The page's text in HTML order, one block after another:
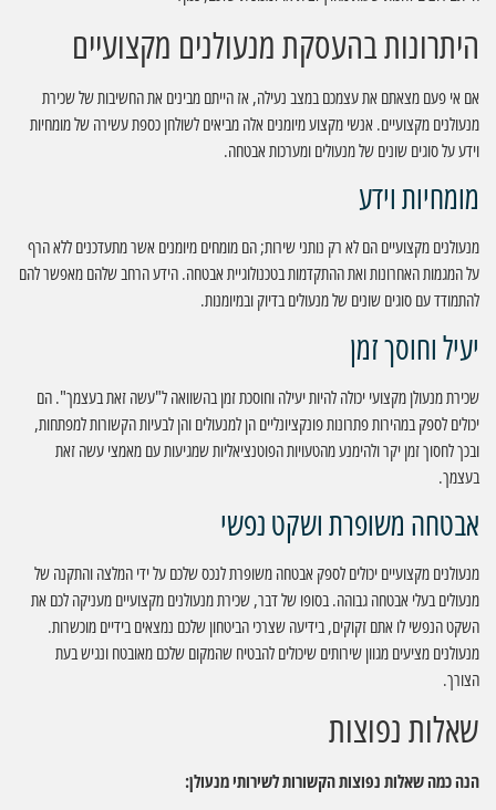
היתרונות בהעסקת מנעולנים מקצועיים
אם אי פעם מצאתם את עצמכם במצב נעילה, אז הייתם מבינים את החשיבות של שכירת
מנעולנים מקצועיים. אנשי מקצוע מיומנים אלה מביאים לשולחן כספת עשירה של מומחיות
וידע על סוגים שונים של מנעולים ומערכות אבטחה.
מומחיות וידע
מנעולנים מקצועיים הם לא רק נותני שירות; הם מומחים מיומנים אשר מתעדכנים ללא הרף
על המגמות האחרונות ואת ההתקדמות בטכנולוגיית אבטחה. הידע הרחב שלהם מאפשר להם
להתמודד עם סוגים שונים של מנעולים בדיוק ובמיומנות.
יעיל וחוסך זמן
שכירת מנעולן מקצועי יכולה להיות יעילה וחוסכת זמן בהשוואה ל"עשה זאת בעצמך". הם
יכולים לספק במהירות פתרונות פונקציונליים הן למנעולים והן לבעיות הקשורות למפתחות,
ובכך לחסוך זמן יקר ולהימנע מהטעויות הפוטנציאליות שמגיעות עם מאמצי עשה זאת
בעצמך.
אבטחה משופרת ושקט נפשי
מנעולנים מקצועיים יכולים לספק אבטחה משופרת לנכס שלכם על ידי המלצה והתקנה של
מנעולים בעלי אבטחה גבוהה. בסופו של דבר, שכירת מנעולנים מקצועיים מעניקה לכם את
השקט הנפשי לו אתם זקוקים, בידיעה שצרכי הביטחון שלכם נמצאים בידיים מוכשרות.
מנעולנים מציעים מגוון שירותים שיכולים להבטיח שהמקום שלכם מאובטח ונגיש בעת
הצורך.
שאלות נפוצות
הנה כמה שאלות נפוצות הקשורות לשירותי מנעולן: